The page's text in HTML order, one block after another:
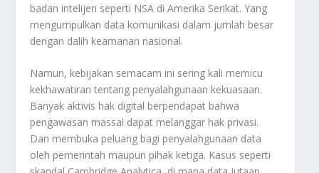
badan intelijen seperti NSA di Amerika Serikat. Yang
mengumpulkan data komunikasi dalam jumlah besar
dengan dalih keamanan nasional.
Namun, kebijakan semacam ini sering kali memicu
kekhawatiran tentang penyalahgunaan kekuasaan.
Banyak aktivis hak digital berpendapat bahwa
pengawasan massal dapat melanggar hak privasi.
Dan membuka peluang bagi penyalahgunaan data
oleh pemerintah maupun pihak ketiga. Kasus seperti